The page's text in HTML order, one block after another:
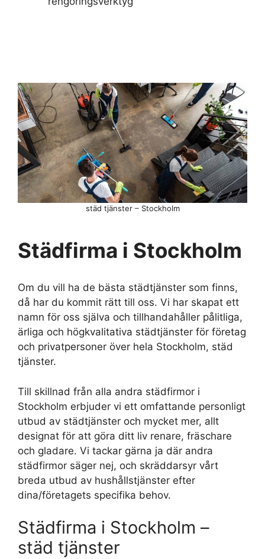
Städfirma i Stockholm
Om du vill ha de bästa städtjänster som finns,
då har du kommit rätt till oss. Vi har skapat ett
namn för oss själva och tillhandahåller pålitliga,
ärliga och högkvalitativa städtjänster för företag
och privatpersoner över hela Stockholm, städ
tjänster.
Till skillnad från alla andra städfirmor i
Stockholm erbjuder vi ett omfattande personligt
utbud av städtjänster och mycket mer, allt
designat för att göra ditt liv renare, fräschare
och gladare. Vi tackar gärna ja där andra
städfirmor säger nej, och skräddarsyr vårt
breda utbud av hushållstjänster efter
dina/företagets specifika behov.
Städfirma i Stockholm –
städ tjänster
städ tjänster – Stockholm